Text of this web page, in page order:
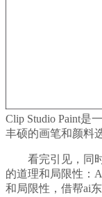
Clip Studio Paint是
丰硕的画笔和颜料
看完引见，同时
的道理和局限性：
和局限性，借帮ai